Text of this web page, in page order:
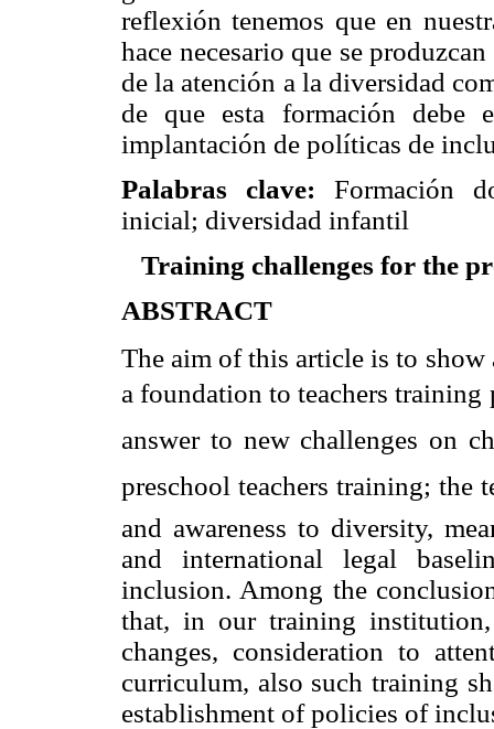
reflexión tenemos que en
hace necesario que se
de la atención a la diversidad
de que esta formación debe
implantación de políticas de
Palabras clave: Formación
inicial; diversidad infantil
Training challenges for the
ABSTRACT
The aim of this article is to
a foundation to teachers
answer to new challenges on
preschool teachers training; the
and awareness to diversity,
and international legal
inclusion. Among the
that, in our training
changes, consideration to
curriculum, also such training
establishment of policies of